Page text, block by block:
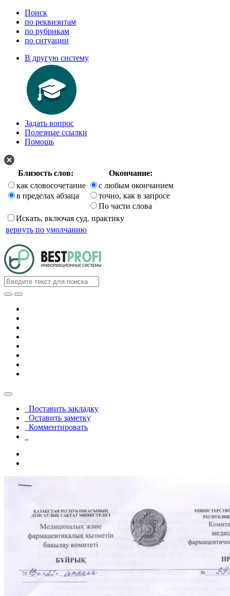
Поиск
по реквизитам
по рубрикам
по ситуации
В другую систему
Задать вопрос
Полезные ссылки
Помощь
Близость слов:
Окончание:
как словосочетание
в пределах абзаца
с любым окончанием
точно, как в запросе
По части слова
Искать, включая суд. практику
вернуть по умолчанию
Поставить закладку
Оставить заметку
Комментировать